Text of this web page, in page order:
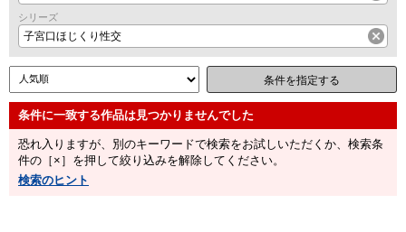
シリーズ
子宮口ほじくり性交
条件を指定する
恐れ入りますが、別のキーワードで検索をお試しいただくか、検索条
件の［×］を押して絞り込みを解除してください。
検索のヒント